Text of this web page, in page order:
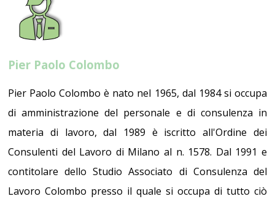
Pier Paolo Colombo
Pier Paolo Colombo è nato nel 1965, dal 1984 si occupa
di amministrazione del personale e di consulenza in
materia di lavoro, dal 1989 è iscritto all'Ordine dei
Consulenti del Lavoro di Milano al n. 1578. Dal 1991 e
contitolare dello Studio Associato di Consulenza del
Lavoro Colombo presso il quale si occupa di tutto ciò